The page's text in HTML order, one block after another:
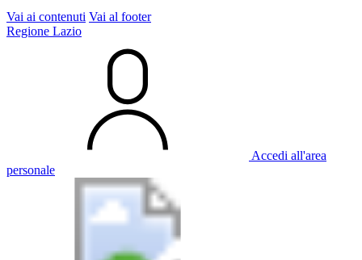
Vai ai contenuti Vai al footer
Regione Lazio
Accedi all'area
personale